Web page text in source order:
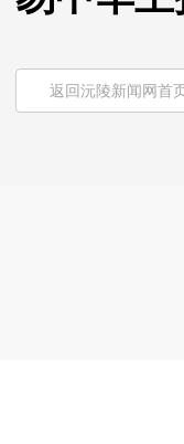
返回沅陵新闻网首页